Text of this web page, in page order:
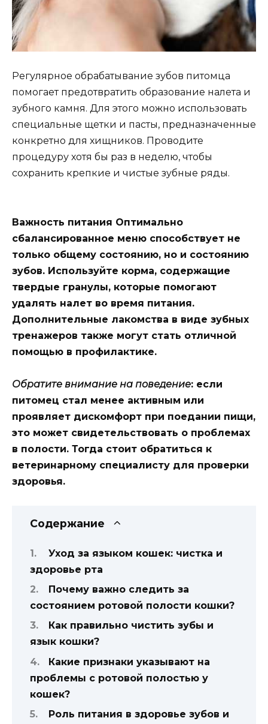
Регулярное обрабатывание зубов питомца
помогает предотвратить образование налета и
зубного камня. Для этого можно использовать
специальные щетки и пасты, предназначенные
конкретно для хищников. Проводите
процедуру хотя бы раз в неделю, чтобы
сохранить крепкие и чистые зубные ряды.
Важность питания Оптимально
сбалансированное меню способствует не
только общему состоянию, но и состоянию
зубов. Используйте корма, содержащие
твердые гранулы, которые помогают
удалять налет во время питания.
Дополнительные лакомства в виде зубных
тренажеров также могут стать отличной
помощью в профилактике.
Обратите внимание на поведение: если
питомец стал менее активным или
проявляет дискомфорт при поедании пищи,
это может свидетельствовать о проблемах
в полости. Тогда стоит обратиться к
ветеринарному специалисту для проверки
здоровья.
Содержание
Уход за языком кошек: чистка и
здоровье рта
Почему важно следить за
состоянием ротовой полости кошки?
Как правильно чистить зубы и
язык кошки?
Какие признаки указывают на
проблемы с ротовой полостью у
кошек?
Роль питания в здоровье зубов и